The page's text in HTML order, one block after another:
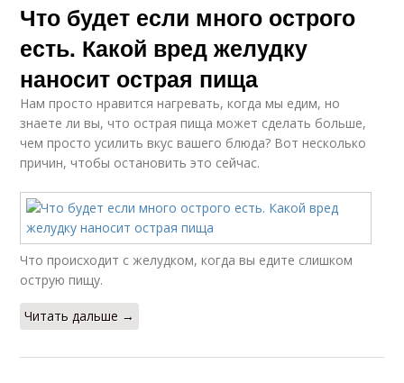
Что будет если много острого
есть. Какой вред желудку
наносит острая пища
Нам просто нравится нагревать, когда мы едим, но
знаете ли вы, что острая пища может сделать больше,
чем просто усилить вкус вашего блюда? Вот несколько
причин, чтобы остановить это сейчас.
Что происходит с желудком, когда вы едите слишком
острую пищу.
Читать дальше →